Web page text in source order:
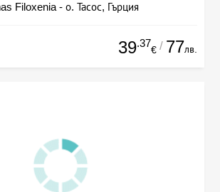
Filoxenia - о. Тасос, Гърция
39.37
€ / 77лв.